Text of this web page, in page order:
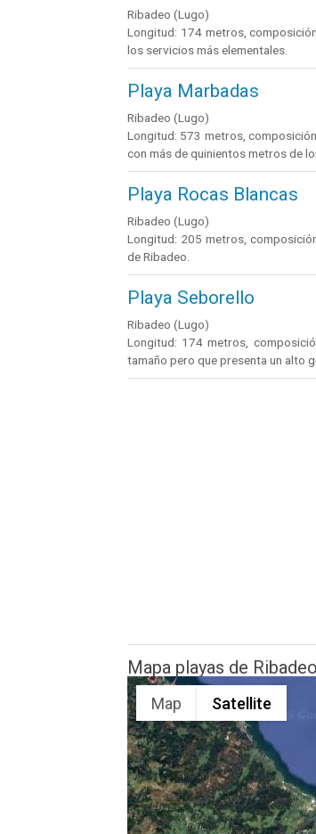
Ribadeo (Lugo)
Longitud: 174 metros,
los servicios más elementales.
Playa Marbadas
Ribadeo (Lugo)
Longitud: 573 metros,
con más de quinientos metros de
Playa Rocas Blancas
Ribadeo (Lugo)
Longitud: 205 metros,
de Ribadeo.
Playa Seborello
Ribadeo (Lugo)
Longitud: 174 metros,
tamaño pero que presenta un alto
Mapa playas de
Map Satellite